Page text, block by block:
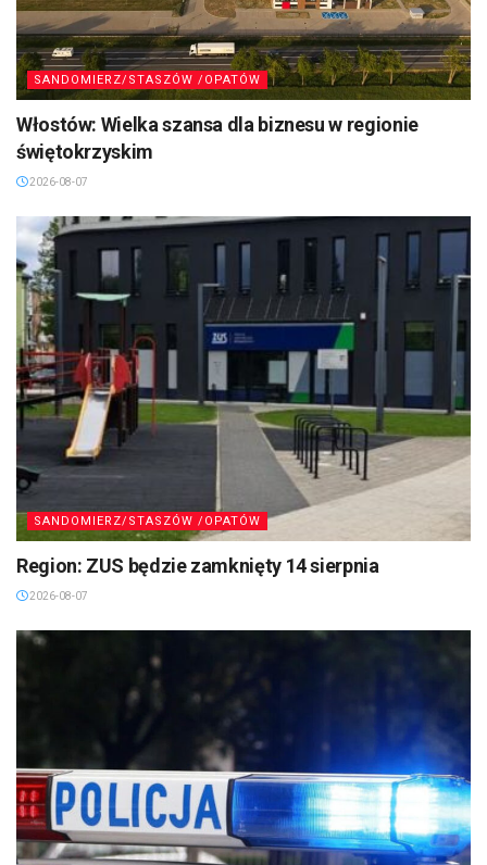
SANDOMIERZ/STASZÓW /OPATÓW
Włostów: Wielka szansa dla biznesu w regionie
świętokrzyskim
2026-08-07
SANDOMIERZ/STASZÓW /OPATÓW
Region: ZUS będzie zamknięty 14 sierpnia
2026-08-07